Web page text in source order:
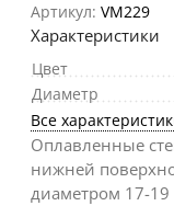
Артикул: VM229
Характеристики
Цвет
Диаметр
Все
Оплавленные
нижней
диаметром 17-